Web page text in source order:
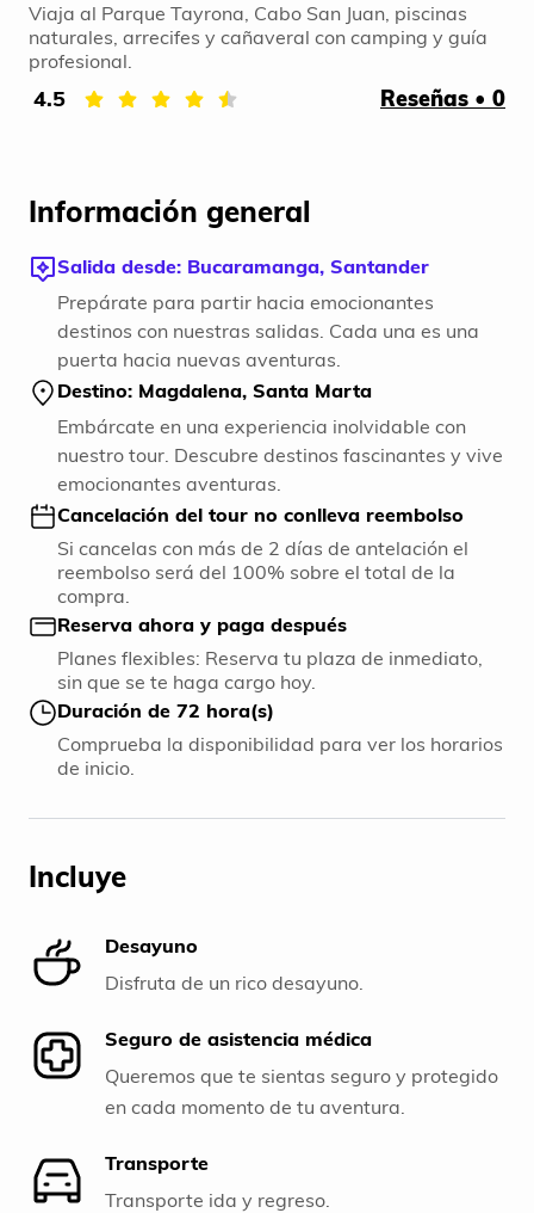
Viaja al Parque Tayrona, Cabo San Juan, piscinas
naturales, arrecifes y cañaveral con camping y guía
profesional.
4.5 Reseñas • 0
Información general
Salida desde: Bucaramanga, Santander
Prepárate para partir hacia emocionantes
destinos con nuestras salidas. Cada una es una
puerta hacia nuevas aventuras.
Destino: Magdalena, Santa Marta
Embárcate en una experiencia inolvidable con
nuestro tour. Descubre destinos fascinantes y vive
emocionantes aventuras.
Cancelación del tour no conlleva reembolso
Si cancelas con más de 2 días de antelación el
reembolso será del 100% sobre el total de la
compra.
Reserva ahora y paga después
Planes flexibles: Reserva tu plaza de inmediato,
sin que se te haga cargo hoy.
Duración de 72 hora(s)
Comprueba la disponibilidad para ver los horarios
de inicio.
Incluye
Desayuno
Disfruta de un rico desayuno.
Seguro de asistencia médica
Queremos que te sientas seguro y protegido
en cada momento de tu aventura.
Transporte
Transporte ida y regreso.